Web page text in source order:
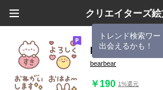
クリエイターズ
トレンド検索ワ
出会えるかも！
bearbearのあい
bearbear
￥190 1%還元